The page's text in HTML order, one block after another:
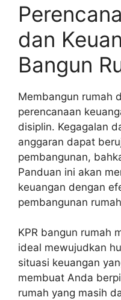
dan
Bangun
Membangun rumah
perencanaan
disiplin. Kegagalan
anggaran dapat
pembangunan,
Panduan ini akan
keuangan dengan
pembangunan
KPR bangun rumah
ideal mewujudkan
situasi keuangan
membuat Anda
rumah yang masih